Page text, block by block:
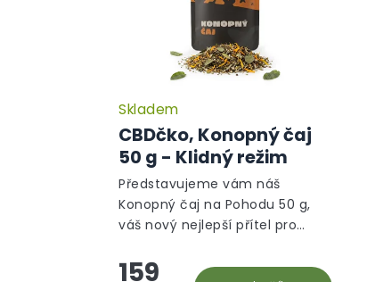
CBDčko, Konopný čaj
50 g - Klidný režim
Skladem
159
Představujeme vám náš
Konopný čaj na Pohodu 50 g,
váš nový nejlepší přítel pro
unikátní směs bylin vám